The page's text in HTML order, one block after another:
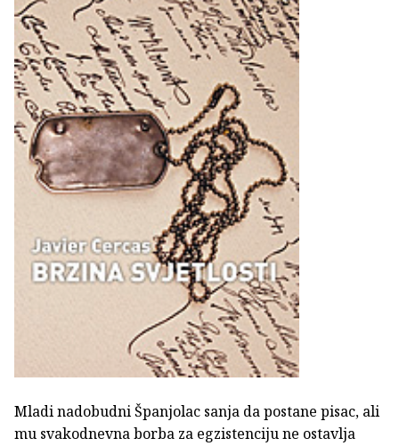
Mladi nadobudni Španjolac sanja da postane pisac, ali
mu svakodnevna borba za egzistenciju ne ostavlja